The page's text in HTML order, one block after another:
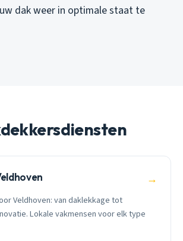
dak weer in optimale staat te
→
Veldhoven: van daklekkage tot
Lokale vakmensen voor elk type